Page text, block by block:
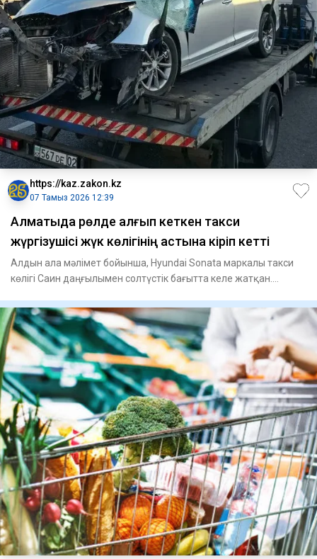
https://kaz.zakon.kz
07 Тамыз 2026 12:39
Алматыда рөлде қалғып кеткен такси
жүргізушісі жүк көлігінің астына кіріп кетті
Алдын ала мәлімет бойынша, Hyundai Sonata маркалы такси
көлігі Саин даңғылымен солтүстік бағытта келе жатқан.